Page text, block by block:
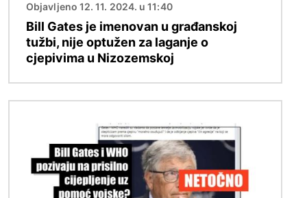
Objavljeno 12. 11. 2024. u 11:40
Bill Gates je imenovan u građanskoj
tužbi, nije optužen za laganje o
cjepivima u Nizozemskoj